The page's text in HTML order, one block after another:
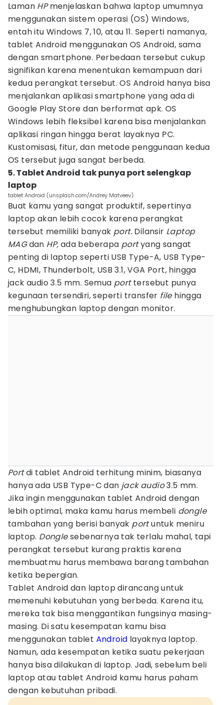
Laman HPmenjelaskan bahwa laptop umumnya
menggunakan sistem operasi (OS) Windows,
entah itu Windows 7, 10, atau 11. Seperti namanya,
tablet Android menggunakan OS Android, sama
dengan smartphone. Perbedaan tersebut cukup
signifikan karena menentukan kemampuan dari
kedua perangkat tersebut. OS Android hanya bisa
menjalankan aplikasi smartphone yang ada di
Google Play Store dan berformat apk. OS
Windows lebih fleksibel karena bisa menjalankan
aplikasi ringan hingga berat layaknya PC.
Kustomisasi, fitur, dan metode penggunaan kedua
OS tersebut juga sangat berbeda.
5. Tablet Android tak punya port selengkap
laptop
tablet Android (unsplash.com/Andrey Matveev)
Buat kamu yang sangat produktif, sepertinya
laptop akan lebih cocok karena perangkat
tersebut memiliki banyak port. Dilansir Laptop
MAGdan HP, ada beberapa portyang sangat
penting di laptop seperti USB Type-A, USB Type-
C, HDMI, Thunderbolt, USB 3.1, VGA Port, hingga
jack audio 3.5 mm. Semua porttersebut punya
kegunaan tersendiri, seperti transfer file hingga
menghubungkan laptop dengan monitor.
Portdi tablet Android terhitung minim, biasanya
hanya ada USB Type-C dan jack audio3.5 mm.
Jika ingin menggunakan tablet Android dengan
lebih optimal, maka kamu harus membeli dongle
tambahan yang berisi banyak portuntuk meniru
laptop. Donglesebenarnya tak terlalu mahal, tapi
perangkat tersebut kurang praktis karena
membuatmu harus membawa barang tambahan
ketika bepergian.
Tablet Android dan laptop dirancang untuk
memenuhi kebutuhan yang berbeda. Karena itu,
mereka tak bisa menggantikan fungsinya masing-
masing. Di satu kesempatan kamu bisa
menggunakan tablet Android layaknya laptop.
Namun, ada kesempatan ketika suatu pekerjaan
hanya bisa dilakukan di laptop. Jadi, sebelum beli
laptop atau tablet Android kamu harus paham
dengan kebutuhan pribadi.